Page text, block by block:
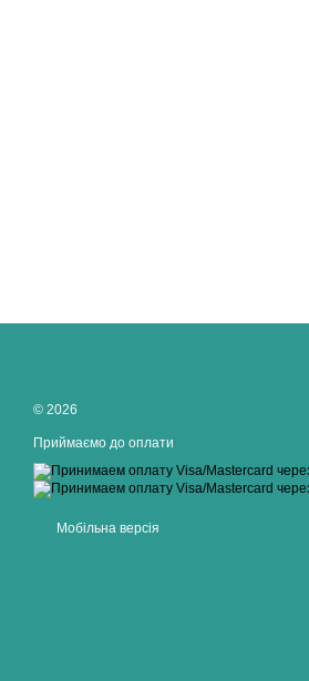
© 2026
Приймаємо до оплати
Мобільна версія